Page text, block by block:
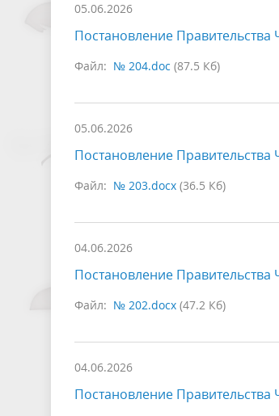
05.06.2026
Постановление Правительства
Файл: № 204.doc (87.5 Кб)
05.06.2026
Постановление Правительства
Файл: № 203.docx (36.5 Кб)
04.06.2026
Постановление Правительства
Файл: № 202.docx (47.2 Кб)
04.06.2026
Постановление Правительства